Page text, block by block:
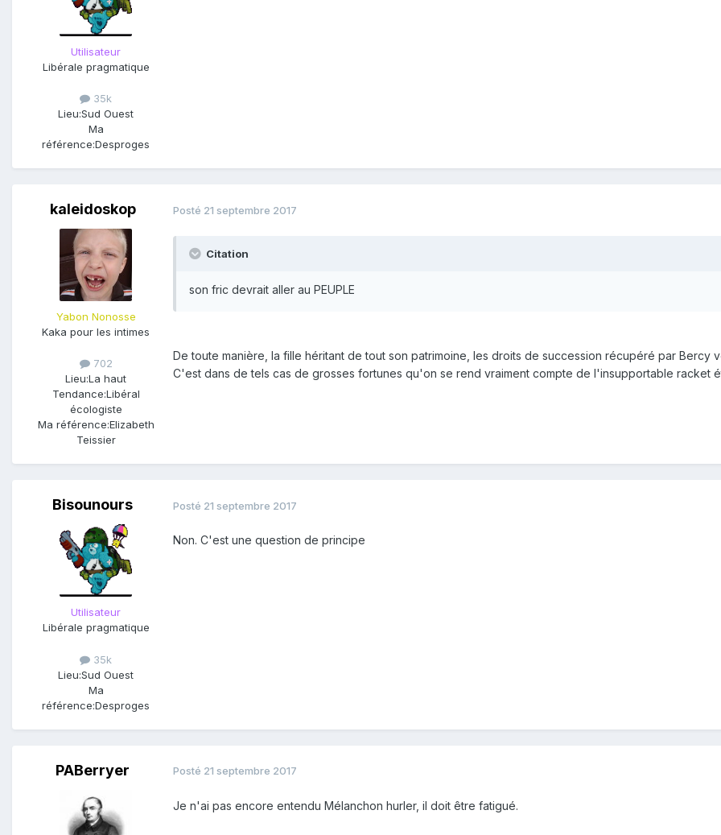
Utilisateur
Libérale pragmatique
35k
Lieu:Sud Ouest
Ma
référence:Desproges
kaleidoskop
Yabon Nonosse
Kaka pour les intimes
702
Lieu:La haut
Tendance:Libéral
écologiste
Ma référence:Elizabeth
Teissier
Posté 21 septembre 2017
Citation
son fric devrait aller au PEUPLE
De toute manière, la fille héritant de tout son patrimoine, les droits de succession récupéré par Bercy
C'est dans de tels cas de grosses fortunes qu'on se rend vraiment compte de l'insupportable racket
Bisounours
Utilisateur
Libérale pragmatique
35k
Lieu:Sud Ouest
Ma
référence:Desproges
Posté 21 septembre 2017
Non. C'est une question de principe
PABerryer Posté 21 septembre 2017
Je n'ai pas encore entendu Mélanchon hurler, il doit être fatigué.